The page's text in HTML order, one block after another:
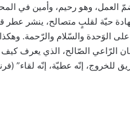
العمل، وهو رحيم، وأمين في
حيّة لقلبٍ متصالح، ينشر
الوَحدة والسّلام والرّحمة.
الرّاعي الصّالح، الذي يعرف
إنّه عطيّة، إنّه لقاء”